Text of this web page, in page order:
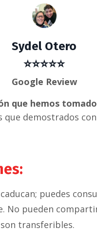
Sydel Otero
⭐⭐⭐⭐⭐
Google Review
que hemos
demostrados
puedes
No pueden
transferibles.